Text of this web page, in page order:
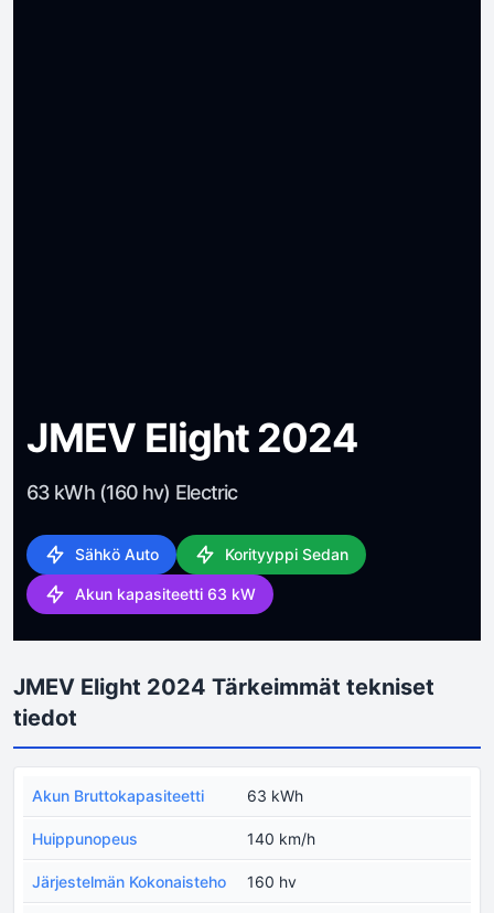
JMEV Elight 2024
63 kWh (160 hv) Electric
Sähkö Auto Korityyppi Sedan
Akun kapasiteetti 63 kW
JMEV Elight 2024 Tärkeimmät tekniset
tiedot
Akun Bruttokapasiteetti 63 kWh
Huippunopeus 140 km/h
Järjestelmän Kokonaisteho 160 hv